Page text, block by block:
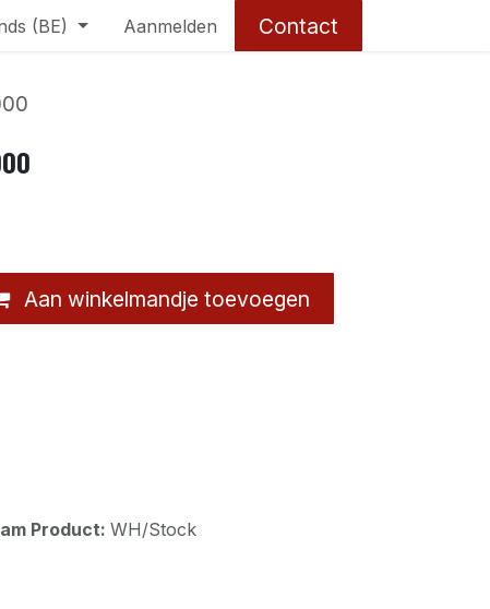
(BE) Aanmelden Contact
Aan winkelmandje toevoegen
Product: WH/Stock